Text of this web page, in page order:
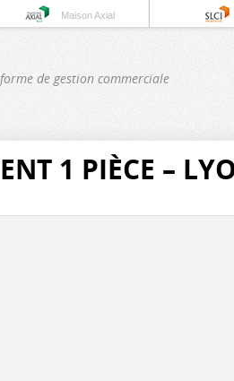
Maison Axial
de gestion commerciale
1 PIÈCE –